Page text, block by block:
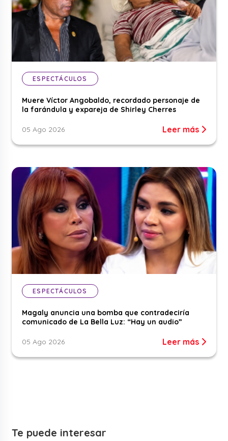
ESPECTÁCULOS
Muere Víctor Angobaldo, recordado personaje de
la farándula y expareja de Shirley Cherres
05 Ago 2026 Leer más
ESPECTÁCULOS
Magaly anuncia una bomba que contradeciría
comunicado de La Bella Luz: “Hay un audio”
05 Ago 2026 Leer más
Te puede interesar